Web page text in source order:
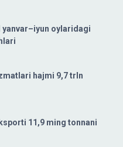
yanvar–iyun oylaridagi
hajmi 9,7 trln
11,9 ming tonnani